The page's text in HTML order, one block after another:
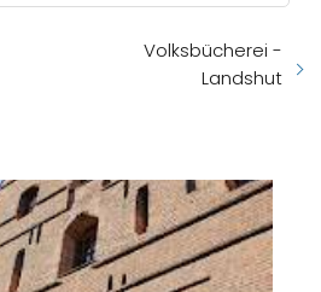
Volksbücherei -
Landshut